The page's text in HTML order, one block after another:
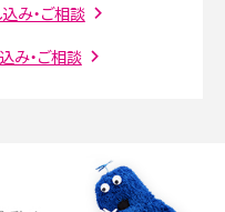
い時の対処法を解説
サイズやスペックを比較して解説
み・ご相談
み・ご相談